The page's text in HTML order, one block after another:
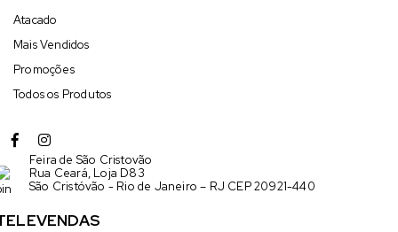
Atacado
Mais Vendidos
Promoções
Todos os Produtos
Feira de São Cristovão
Rua Ceará, Loja D83
São Cristóvão - Rio de Janeiro – RJ CEP 20921-440